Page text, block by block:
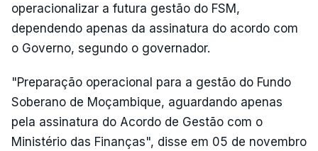
operacionalizar a futura gestão do FSM,
dependendo apenas da assinatura do acordo com
o Governo, segundo o governador.
"Preparação operacional para a gestão do Fundo
Soberano de Moçambique, aguardando apenas
pela assinatura do Acordo de Gestão com o
Ministério das Finanças", disse em 05 de novembro